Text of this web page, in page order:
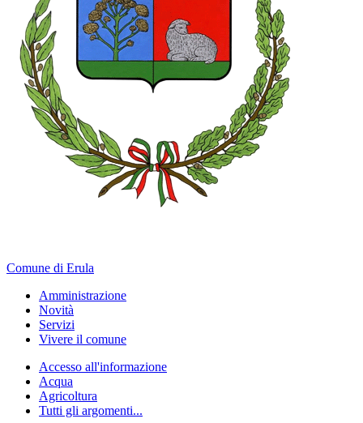
Comune di Erula
Amministrazione
Novità
Servizi
Vivere il comune
Accesso all'informazione
Acqua
Agricoltura
Tutti gli argomenti...